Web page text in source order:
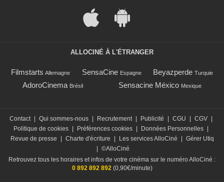
ALLOCINÉ À L'ÉTRANGER
Filmstarts Allemagne SensaCine Espagne Beyazperde Turquie
AdoroCinema Brésil Sensacine México Mexique
Contact | Qui sommes-nous | Recrutement | Publicité | CGU | CGV |
Politique de cookies | Préférences cookies | Données Personnelles |
Revue de presse
| Charte d'écriture | Les services AlloCiné | Gérer Utiq
| ©AlloCiné
Retrouvez tous les horaires et infos de votre cinéma sur le numéro AlloCiné :
0 892 892 892(0,90€/minute)